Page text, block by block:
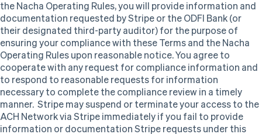
the Nacha Operating Rules, you will provide information and
documentation requested by Stripe or the ODFI Bank (or
their designated third-party auditor) for the purpose of
ensuring your compliance with these Terms and the Nacha
Operating Rules upon reasonable notice. You agree to
cooperate with any request for compliance information and
to respond to reasonable requests for information
necessary to complete the compliance review in a timely
manner. Stripe may suspend or terminate your access to the
ACH Network via Stripe immediately if you fail to provide
information or documentation Stripe requests under this